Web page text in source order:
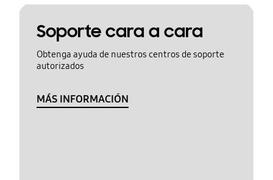
Soporte cara a cara
Obtenga ayuda de nuestros centros de soporte
autorizados
MÁS INFORMACIÓN